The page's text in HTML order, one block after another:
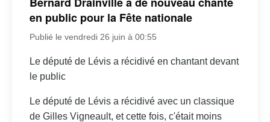
en public pour la Fête nationale
Publié le vendredi 26 juin à 00:55
Le député de Lévis a récidivé en chantant devant
le public
Le député de Lévis a récidivé avec un classique
de Gilles Vigneault, et cette fois, c'était moins